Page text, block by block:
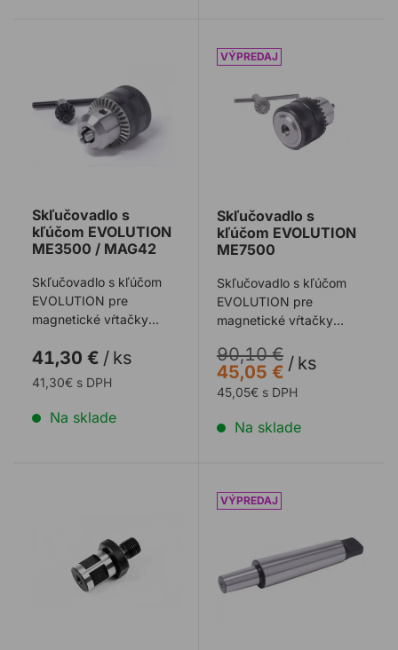
Skľučovadlo s kľúčom EVOLUTION ME3500 / MAG42
Skľučovadlo s
kľúčom EVOLUTION
ME3500 / MAG42
Skľučovadlo s kľúčom
EVOLUTION pre
magnetické vŕtačky
41,30 € / ks
41,30€ s DPH
Na sklade
Skľučovadlo s kľúčom
Skľučovadlo s
kľúčom EVOLUTION
ME7500
Skľučovadlo s kľúčom
EVOLUTION pre
magnetické vŕtačky
90,10 €
45,05 € / ks
45,05€ s DPH
Na sklade
Adaptér na skľučovadlo EVOLUTION MAG42
Adaptér na skľučovadlo